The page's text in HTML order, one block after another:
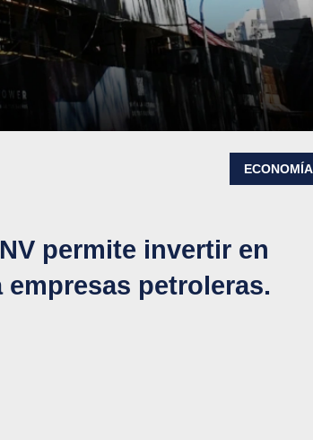
ECONOMÍA
permite invertir en
petroleras.